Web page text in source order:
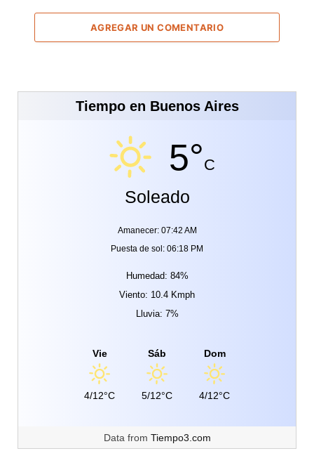
AGREGAR UN COMENTARIO
Tiempo en Buenos Aires
5°C
Soleado
Amanecer: 07:42 AM
Puesta de sol: 06:18 PM
Humedad: 84%
Viento: 10.4 Kmph
Lluvia: 7%
Vie
4/12°C
Sáb
5/12°C
Dom
4/12°C
Data from Tiempo3.com